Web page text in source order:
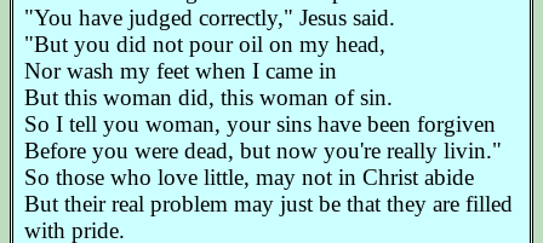
"You have judged correctly," Jesus said.
"But you did not pour oil on my head,
Nor wash my feet when I came in
But this woman did, this woman of sin.
So I tell you woman, your sins have been forgiven
Before you were dead, but now you're really livin."
So those who love little, may not in Christ abide
But their real problem may just be that they are filled
with pride.